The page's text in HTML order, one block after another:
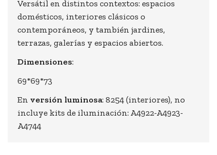
Versátil en distintos contextos: espacios
domésticos, interiores clásicos o
contemporáneos, y también jardines,
terrazas, galerías y espacios abiertos.
Dimensiones:
69*69*73
En versión luminosa: 8254 (interiores), no
incluye kits de iluminación: A4922-A4923-
A4744